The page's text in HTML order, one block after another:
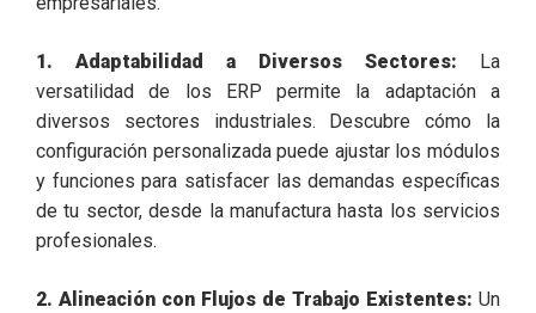
1. Adaptabilidad a Diversos Sectores: La
versatilidad de los ERP permite la adaptación a
diversos sectores industriales. Descubre cómo la
configuración personalizada puede ajustar los módulos
y funciones para satisfacer las demandas específicas
de tu sector, desde la manufactura hasta los servicios
profesionales.
2. Alineación con Flujos de Trabajo Existentes: Un